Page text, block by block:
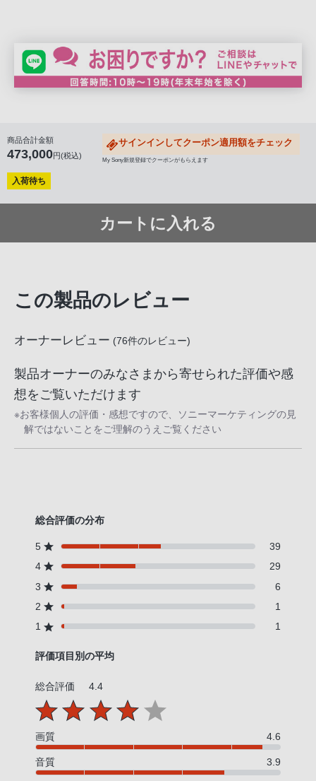
ご購入いただき、別にお申込みが必要になります。
くわしくはこちら
をご覧ください。
なお、液晶テレビ ブラビアとサウンドバーの壁掛け設置につい
商品合計金額
473,000円(税込)
サインインしてクーポン適用額をチェック
My Sony新規登録でクーポンがもらえます
入荷待ち
カートに入れる
この製品のレビュー
オーナーレビュー (76件のレビュー)
製品オーナーのみなさまから寄せられた評価や感
想をご覧いただけます
※お客様個人の評価・感想ですので、ソニーマーケティングの見
解ではないことをご理解のうえご覧ください
総合評価の分布
5
39
4
29
3
6
2
1
1
1
評価項目別の平均
総合評価 4.4
画質 4.6
音質 3.9